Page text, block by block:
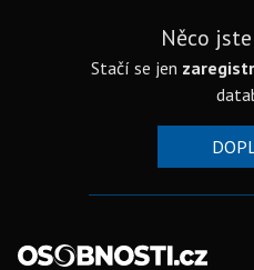
Něco
Stačí se jen